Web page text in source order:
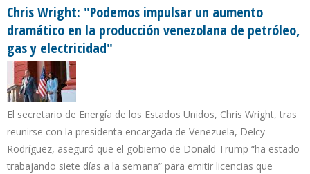
CADA PROYECTO
Chris Wright: "Podemos impulsar un aumento
dramático en la producción venezolana de petróleo,
gas y electricidad"
El secretario de Energía de los Estados Unidos, Chris Wright, tras
reunirse con la presidenta encargada de Venezuela, Delcy
Rodríguez, aseguró que el gobierno de Donald Trump “ha estado
trabajando siete días a la semana” para emitir licencias que